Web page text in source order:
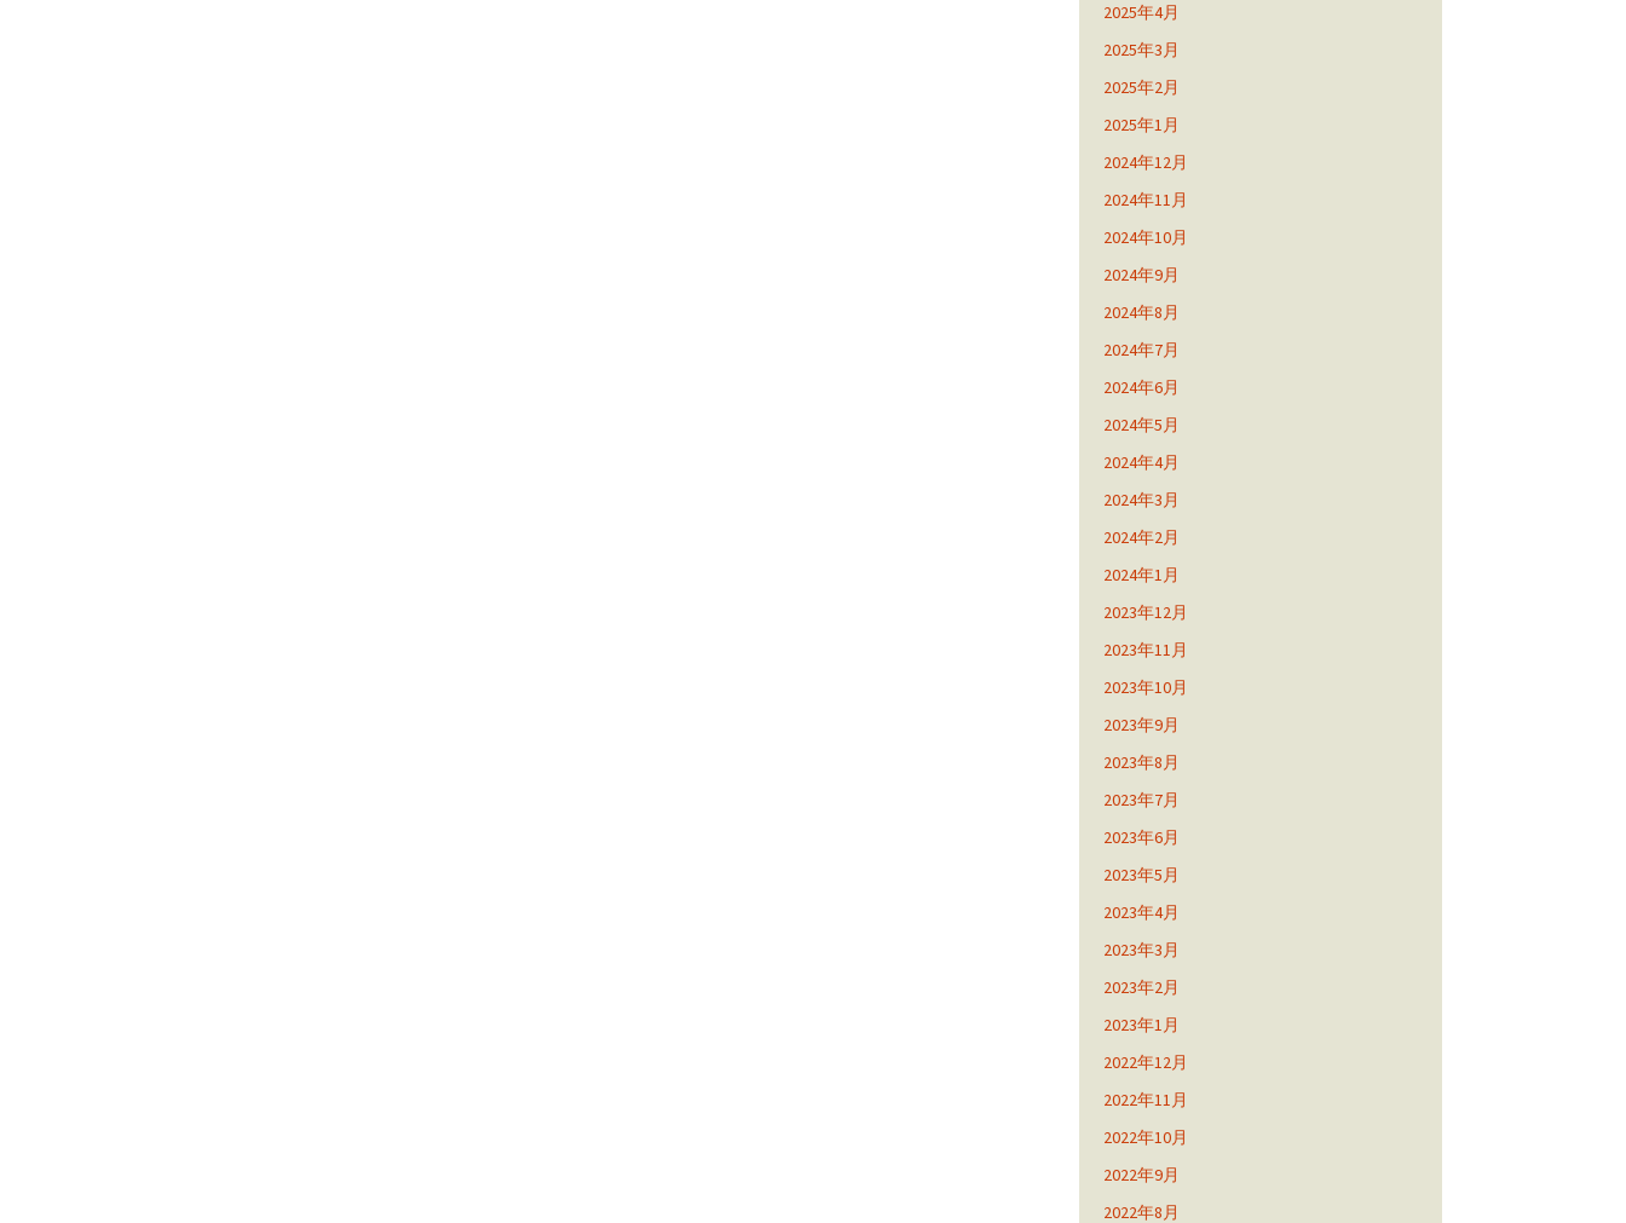
2025年4月
2025年3月
2025年2月
2025年1月
2024年12月
2024年11月
2024年10月
2024年9月
2024年8月
2024年7月
2024年6月
2024年5月
2024年4月
2024年3月
2024年2月
2024年1月
2023年12月
2023年11月
2023年10月
2023年9月
2023年8月
2023年7月
2023年6月
2023年5月
2023年4月
2023年3月
2023年2月
2023年1月
2022年12月
2022年11月
2022年10月
2022年9月
2022年8月